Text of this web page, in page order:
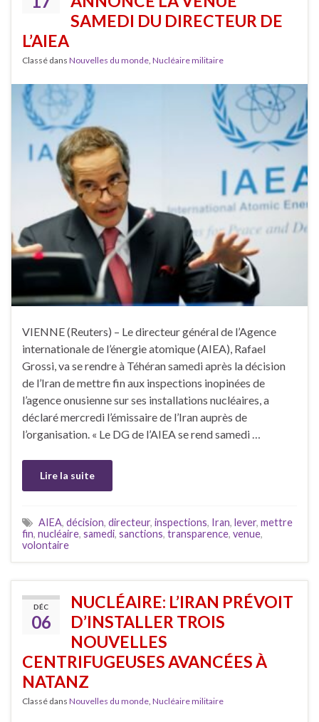
SAMEDI DU DIRECTEUR DE
L’AIEA
Classé dans Nouvelles du monde, Nucléaire militaire
VIENNE (Reuters) – Le directeur général de l’Agence
internationale de l’énergie atomique (AIEA), Rafael
Grossi, va se rendre à Téhéran samedi après la décision
de l’Iran de mettre fin aux inspections inopinées de
l’agence onusienne sur ses installations nucléaires, a
déclaré mercredi l’émissaire de l’Iran auprès de
l’organisation. « Le DG de l’AIEA se rend samedi …
Lire la suite
AIEA, décision, directeur, inspections, Iran, lever, mettre
fin, nucléaire, samedi, sanctions, transparence, venue,
volontaire
DÉC
06
NUCLÉAIRE: L’IRAN PRÉVOIT
D’INSTALLER TROIS
NOUVELLES
CENTRIFUGEUSES AVANCÉES À
NATANZ
Classé dans Nouvelles du monde, Nucléaire militaire